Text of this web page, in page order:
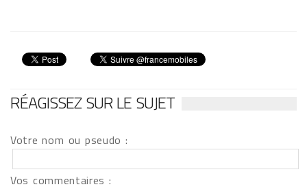
RÉAGISSEZ SUR LE SUJET
Votre nom ou pseudo :
Vos commentaires :